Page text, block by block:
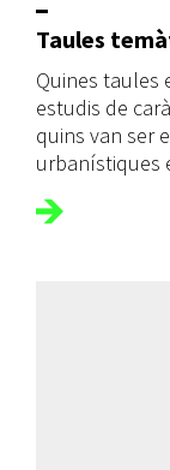
Taules
Quines taules
estudis de
quins van ser
urbanístiques